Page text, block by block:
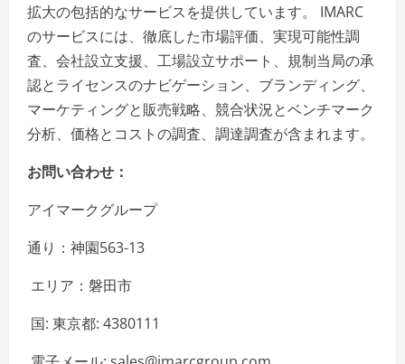
拡大の包括的なサービスを提供しています。 IMARC
のサービスには、徹底した市場評価、実現可能性調
査、会社設立支援、工場設立サポート、規制当局の承
認とライセンスのナビゲーション、ブランディング、
マーケティングと販売戦略、競合状況とベンチマーク
分析、価格とコストの調査、調達調査が含まれます。
お問い合わせ：
アイマークグループ
通り：神園563-13
エリア：磐田市
国: 東京都: 4380111